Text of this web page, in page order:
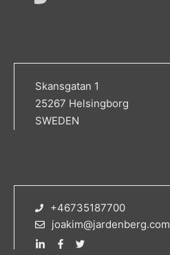
Skansgatan 1
25267 Helsingborg
SWEDEN
+46735187700
joakim@jardenberg.com